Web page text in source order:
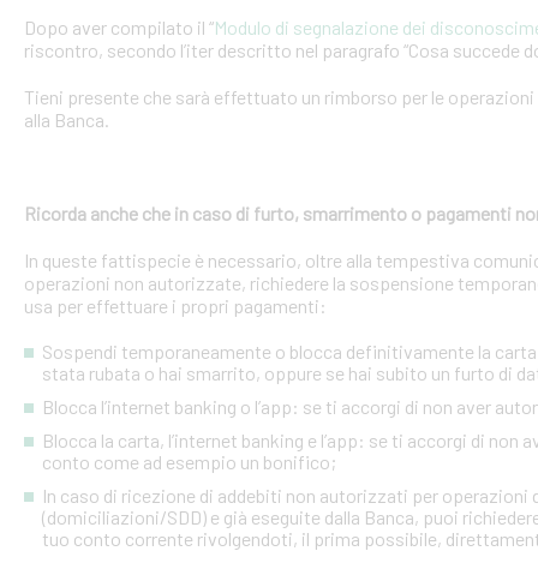
Dopo aver compilato il “Modulo di segnalazione dei
riscontro, secondo l’iter descritto nel paragrafo “Cosa succede
Tieni presente che sarà effettuato un rimborso per le
alla Banca.
Ricorda anche che in caso di furto, smarrimento o pagamenti
In queste fattispecie è necessario, oltre alla tempestiva
operazioni non autorizzate, richiedere la sospensione
usa per effettuare i propri pagamenti:
Sospendi temporaneamente o blocca definitivamente la
stata rubata o hai smarrito, oppure se hai subito un furto di
Blocca l’internet banking o l’app: se ti accorgi di non aver
Blocca la carta, l’internet banking e l’app: se ti accorgi di
conto come ad esempio un bonifico;
In caso di ricezione di addebiti non autorizzati per
(domiciliazioni/SDD) e già eseguite dalla Banca, puoi
tuo conto corrente rivolgendoti, il prima possibile,